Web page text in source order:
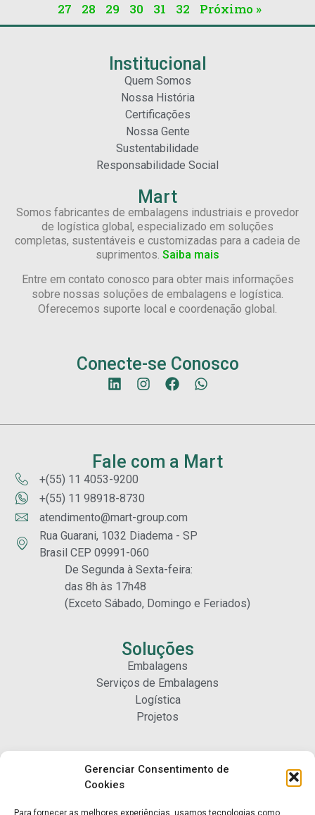
Gerenciar Consentimento de
Cookies
Para fornecer as melhores experiências, usamos tecnologias como
27
28 29 30 31 32 Próximo »
Institucional
Quem Somos
Nossa História
Certificações
Nossa Gente
Sustentabilidade
Responsabilidade Social
Mart
Somos fabricantes de embalagens industriais e provedor
de logística global, especializado em soluções
completas, sustentáveis e customizadas para a cadeia de
suprimentos. Saiba mais
Entre em contato conosco para obter mais informações
sobre nossas soluções de embalagens e logística.
Oferecemos suporte local e coordenação global.
Conecte-se Conosco
Fale com a Mart
+(55) 11 4053-9200
+(55) 11 98918-8730
atendimento@mart-group.com
Rua Guarani, 1032 Diadema - SP
Brasil CEP 09991-060
De Segunda à Sexta-feira:
das 8h às 17h48
(Exceto Sábado, Domingo e Feriados)
Soluções
Embalagens
Serviços de Embalagens
Logística
Projetos
Carreiras